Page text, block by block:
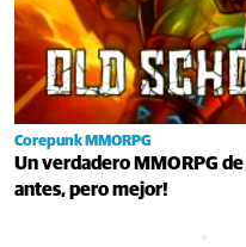
Corepunk MMORPG
Un verdadero MMORPG
antes, pero mejor!